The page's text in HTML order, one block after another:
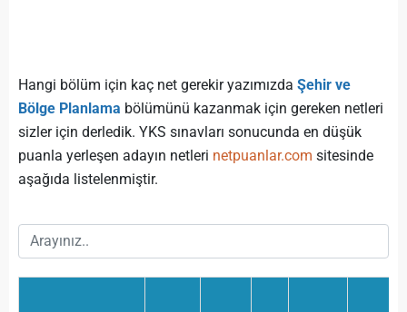
Hangi bölüm için kaç net gerekir yazımızda Şehir ve
Bölge Planlama bölümünü kazanmak için gereken netleri
sizler için derledik. YKS sınavları sonucunda en düşük
puanla yerleşen adayın netleri netpuanlar.com sitesinde
aşağıda listelenmiştir.